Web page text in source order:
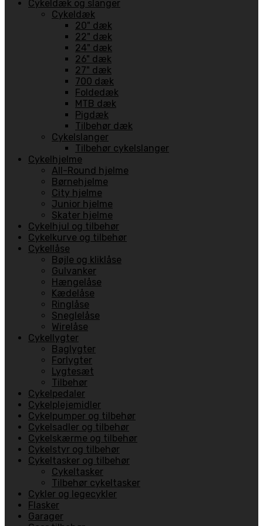
Cykeldæk og slanger
Cykeldæk
20" dæk
22" dæk
24" dæk
26" dæk
27" dæk
700 dæk
Foldedæk
MTB dæk
Pigdæk
Tilbehør dæk
Cykelslanger
Tilbehør cykelslanger
Cykelhjelme
All-Round hjelme
Børnehjelme
City hjelme
Junior hjelme
Skater hjelme
Cykelhjul og tilbehør
Cykelkurve og tilbehør
Cykellåse
Bøjle og kliklåse
Gulvanker
Hængelåse
Kædelåse
Ringlåse
Sneglelåse
Wirelåse
Cykellygter
Baglygter
Forlygter
Lygtesæt
Tilbehør
Cykelpedaler
Cykelplejemidler
Cykelpumper og tilbehør
Cykelsadler og tilbehør
Cykelskærme og tilbehør
Cykelstyr og tilbehør
Cykeltasker og tilbehør
Cykeltasker
Tilbehør cykeltasker
Cykler og legecykler
Flasker
Garager